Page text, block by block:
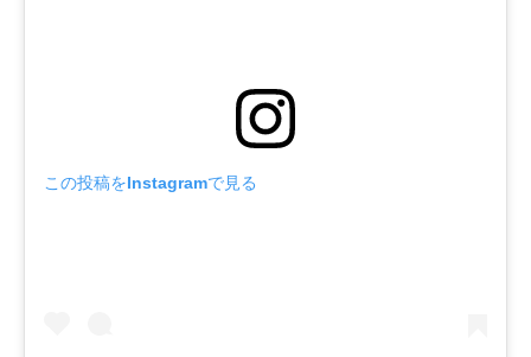
この投稿をInstagramで見る